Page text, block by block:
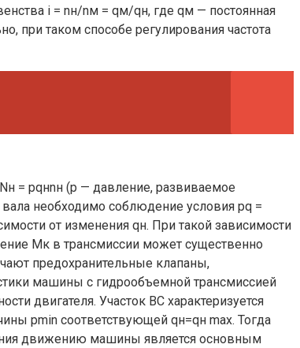
i = nн/nм = qм/qн, где qм — постоянная
при таком способе регулирования частота
= pqнnн (р — давление, развиваемое
необходимо соблюдение условия pq =
от изменения qн. При такой зависимости
Mк в трансмиссии может существенно
предохранительные клапаны,
машины с гидрообъемной трансмиссией
двигателя. Участок BC характеризуется
pmin соответствующей qн=qн max. Тогда
движению машины является основным